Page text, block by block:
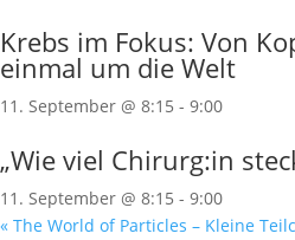
Krebs im Fokus: Von
einmal um die Welt
11. September @ 8:15 - 9:00
„Wie viel Chirurg:in
11. September @ 8:15 - 9:00
« The World of Particles – Kleine